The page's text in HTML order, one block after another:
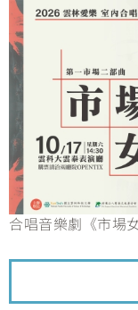
合唱音樂劇《市場